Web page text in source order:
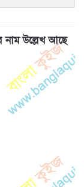
নাম উল্লেখ আছে